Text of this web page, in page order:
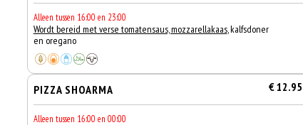
Alleen tussen 16:00 en 23:00
Wordt bereid met verse tomatensaus, mozzarellakaas, kalfsdoner
en oregano
PIZZA SHOARMA € 12.95
Alleen tussen 16:00 en 00:00